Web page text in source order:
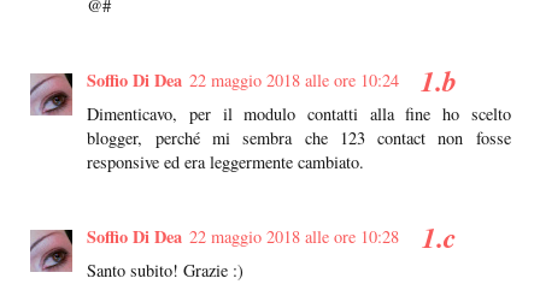
@#
Soffio Di Dea 22 maggio 2018 alle ore 10:24
Dimenticavo, per il modulo contatti alla fine ho scelto
blogger, perché mi sembra che 123 contact non fosse
responsive ed era leggermente cambiato.
Soffio Di Dea 22 maggio 2018 alle ore 10:28
Santo subito! Grazie :)